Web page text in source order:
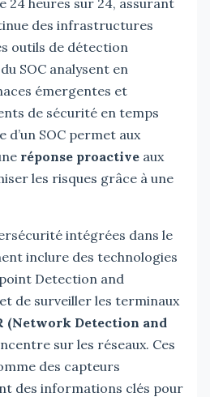
des infrastructures
outils de détection
SOC analysent en
émergentes et
de sécurité en temps
d’un SOC permet aux
réponse proactive aux
les risques grâce à une
intégrées dans le
inclure des technologies
Detection and
de surveiller les terminaux
(Network Detection and
sur les réseaux. Ces
des capteurs
des informations clés pour